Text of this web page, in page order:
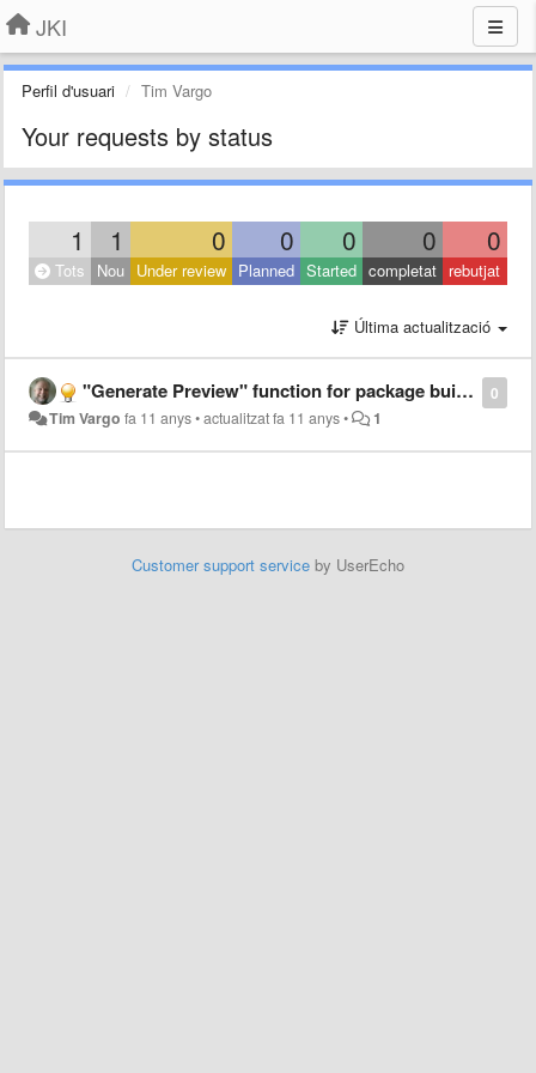
JKI
Perfil d'usuari Tim Vargo
Your requests by status
1 1 0 0 0 0 0
Tots Nou Under review Planned Started completat rebutjat
Última actualització
0
"Generate Preview" function for package build specs
Tim Vargo fa 11 anys•actualitzatfa 11 anys• 1
Customer support service by UserEcho